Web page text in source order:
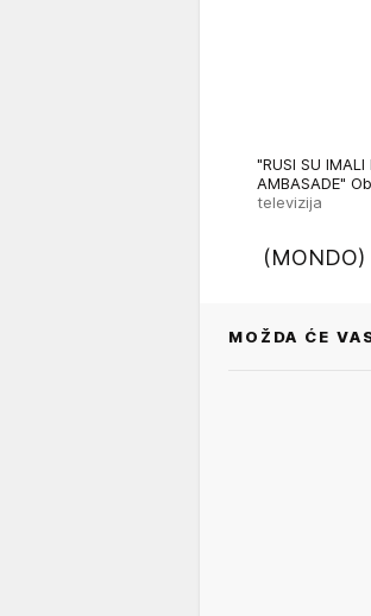
"RUSI SU
AMBASADE"
televizija
(MONDO)
MOŽDA ĆE